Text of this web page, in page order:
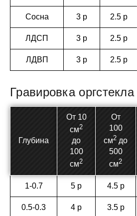
Сосна 3 р 2.5 р
ЛДСП 3 р 2.5 р
ЛДВП 3 р 2.5 р
Гравировка
Глубина
От 10
см2
до
100
см2
От
100
см2 до
500
см2
1-0.7 5 р 4.5 р
0.5-0.3 4 р 3.5 р